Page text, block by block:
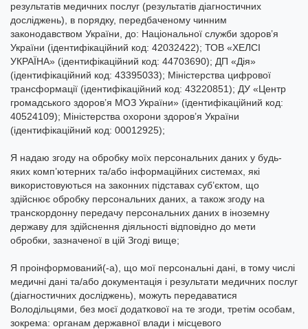
результатів медичних послуг (результатів діагностичних
досліджень), в порядку, передбаченому чинним
законодавством України, до: Національної служби здоров’я
України (ідентифікаційний код: 42032422); ТОВ «ХЕЛСІ
УКРАЇНА» (ідентифікаційний код: 44703690); ДП «Дія»
(ідентифікаційний код: 43395033); Міністерства цифрової
трансформації (ідентифікаційний код: 43220851); ДУ «Центр
громадського здоров’я МОЗ України» (ідентифікаційний код:
40524109); Міністерства охорони здоров’я України
(ідентифікаційний код: 00012925);
Я надаю згоду на обробку моїх персональних даних у будь-
яких комп’ютерних та/або інформаційних системах, які
використовуються на законних підставах суб’єктом, що
здійснює обробку персональних даних, а також згоду на
транскордонну передачу персональних даних в іноземну
державу для здійснення діяльності відповідно до мети
обробки, зазначеної в цій Згоді вище;
Я проінформований(-а), що мої персональні дані, в тому числі
медичні дані та/або документація і результати медичних послуг
(діагностичних досліджень), можуть передаватися
Володільцями, без моєї додаткової на те згоди, третім особам,
зокрема: органам державної влади і місцевого